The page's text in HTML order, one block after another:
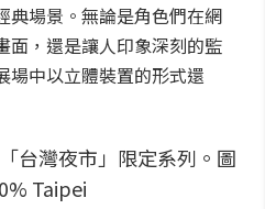
典場景。無論是角色們在網
面，還是讓人印象深刻的監
場中以立體裝置的形式還